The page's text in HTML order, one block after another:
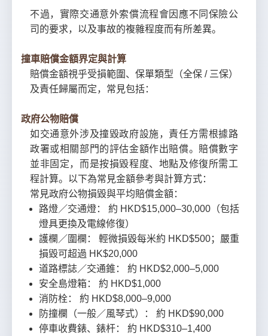
不過，實際交通意外索償流程會因應不同保險公
司的要求，以及事故的複雜程度而有所差異。
撞車賠償金額界定與計算
賠償金額視乎受損範圍、保單類型（全保 / 三保）
及責任歸屬而定，常見包括：
政府公物賠償
如交通意外涉及撞毀政府設施，責任方需根據路
政署或相關部門的評估金額作出賠償。賠償數字
並非固定，而是按損毀程度、地點及修復所需工
程計算。以下為常見金額參考與計算方式：
常見政府公物損毀與平均賠償金額：
路燈／交通燈： 約 HKD$15,000–30,000（包括
燈具更換及電線修復）
護欄／圍欄： 輕微損毀每米約 HKD$500；嚴重
損毀可超過 HK$20,000
道路標誌／交通錐： 約 HKD$2,000–5,000
安全島燈箱： 約 HKD$1,000
消防栓： 約 HKD$8,000–9,000
防撞欄（一般／風琴式）： 約 HKD$90,000
停車收費錶、錶杆： 約 HKD$310–1,400